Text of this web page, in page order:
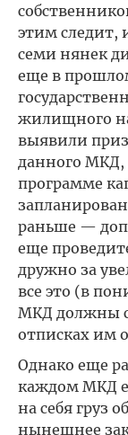
этим следит,
семи нянек
еще в
жилищного
выявили
данного МКД,
программе
раньше —
еще
дружно за
все это (в
МКД должны
отписках им
Однако еще
каждом МКД
на себя груз
нынешнее